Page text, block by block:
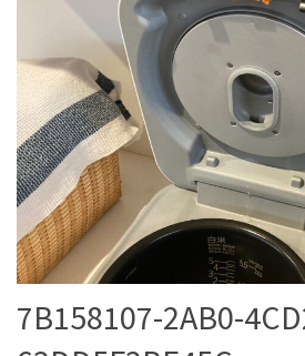
7B158107-2AB0-